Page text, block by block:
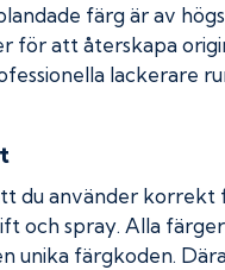
färg är av
för att återskapa
lackerare
du använder korrekt
och spray. Alla
unika färgkoden.